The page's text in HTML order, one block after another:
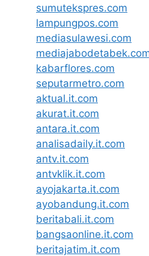
sumutekspres.com
lampungpos.com
mediasulawesi.com
kabarflores.com
seputarmetro.com
aktual.it.com
akurat.it.com
antara.it.com
analisadaily.it.com
antv.it.com
antvklik.it.com
ayojakarta.it.com
ayobandung.it.com
beritabali.it.com
bangsaonline.it.com
beritajatim.it.com